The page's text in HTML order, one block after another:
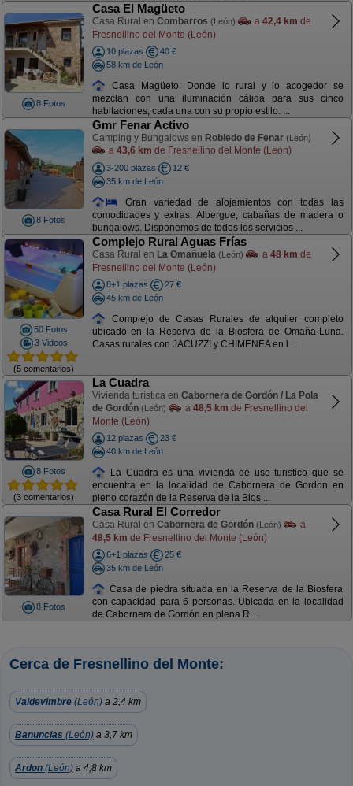
8 Fotos
Casa El Magüeto
Casa Rural en Combarros (León) a 42,4 km de
Fresnellino del Monte (León)
10 plazas
40 €
58 km de León
Casa Magüeto: Donde lo rural y lo acogedor se
mezclan con una iluminación cálida para sus cinco
habitaciones, cada una con su propio estilo. ...
8 Fotos
Gmr Fenar Activo
Camping y Bungalows en Robledo de Fenar (León)
a 43,6 km de Fresnellino del Monte (León)
3-200 plazas
12 €
35 km de León
Gran variedad de alojamientos con todas las
comodidades y extras. Albergue, cabañas de madera o
bungalows. Disponemos de todos los servicios ...
50 Fotos
3 Videos
(5 comentarios)
Complejo Rural Aguas Frías
Casa Rural en La Omañuela (León) a 48 km de
Fresnellino del Monte (León)
8+1 plazas
27 €
45 km de León
Complejo de Casas Rurales de alquiler completo
ubicado en la Reserva de la Biosfera de Omaña-Luna.
Casas rurales con JACUZZI y CHIMENEA en l ...
8 Fotos
(3 comentarios)
La Cuadra
Vivienda turística en Cabornera de Gordón / La Pola
de Gordón (León) a 48,5 km de Fresnellino del
Monte (León)
12 plazas
23 €
40 km de León
La Cuadra es una vivienda de uso turistico que se
encuentra en la localidad de Cabornera de Gordon en
pleno corazón de la Reserva de la Bios ...
8 Fotos
Casa Rural El Corredor
Casa Rural en Cabornera de Gordón (León)
a
48,5 km de Fresnellino del Monte (León)
6+1 plazas
25 €
35 km de León
Casa de piedra situada en la Reserva de la Biosfera
con capacidad para 6 personas. Ubicada en la localidad
de Cabornera de Gordón en plena R ...
Cerca de Fresnellino del Monte:
Valdevimbre (León) a 2,4 km
Banuncias (León) a 3,7 km
Ardon (León) a 4,8 km